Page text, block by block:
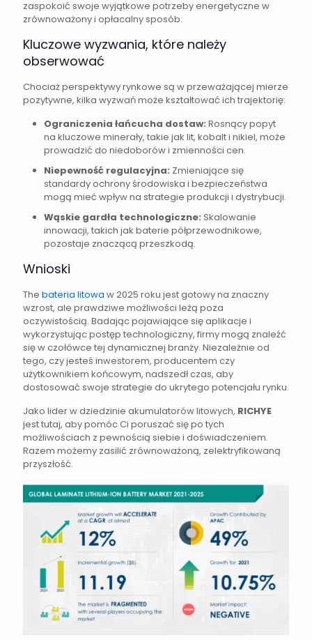
zaspokoić swoje wyjątkowe potrzeby energetyczne w
zrównoważony i opłacalny sposób.
Kluczowe wyzwania, które należy
obserwować
Chociaż perspektywy rynkowe są w przeważającej mierze
pozytywne, kilka wyzwań może kształtować ich trajektorię:
Ograniczenia łańcucha dostaw: Rosnący popyt
na kluczowe minerały, takie jak lit, kobalt i nikiel, może
prowadzić do niedoborów i zmienności cen.
Niepewność regulacyjna: Zmieniające się
standardy ochrony środowiska i bezpieczeństwa
mogą mieć wpływ na strategie produkcji i dystrybucji.
Wąskie gardła technologiczne: Skalowanie
innowacji, takich jak baterie półprzewodnikowe,
pozostaje znaczącą przeszkodą.
Wnioski
The bateria litowa w 2025 roku jest gotowy na znaczny
wzrost, ale prawdziwe możliwości leżą poza
oczywistością. Badając pojawiające się aplikacje i
wykorzystując postęp technologiczny, firmy mogą znaleźć
się w czołówce tej dynamicznej branży. Niezależnie od
tego, czy jesteś inwestorem, producentem czy
użytkownikiem końcowym, nadszedł czas, aby
dostosować swoje strategie do ukrytego potencjału rynku.
Jako lider w dziedzinie akumulatorów litowych, RICHYE
jest tutaj, aby pomóc Ci poruszać się po tych
możliwościach z pewnością siebie i doświadczeniem.
Razem możemy zasilić zrównoważoną, zelektryfikowaną
przyszłość.